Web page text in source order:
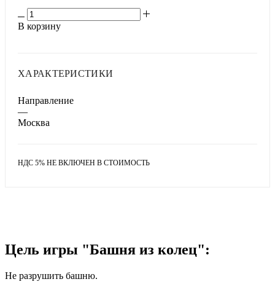
В корзину
ХАРАКТЕРИСТИКИ
Направление
—
Москва
НДС 5% НЕ ВКЛЮЧЕН В СТОИМОСТЬ
Цель игры "Башня из колец":
Не разрушить башню.